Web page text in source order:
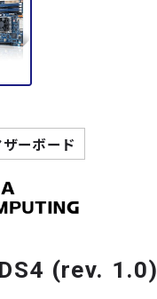
質問
採用情報
内
ーボード
(rev. 1.0)